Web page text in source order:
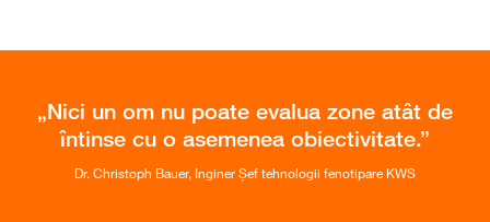
Nici un om nu poate evalua zone atât de
întinse cu o asemenea obiectivitate.
Dr. Christoph Bauer, Inginer Șef tehnologii fenotipare KWS